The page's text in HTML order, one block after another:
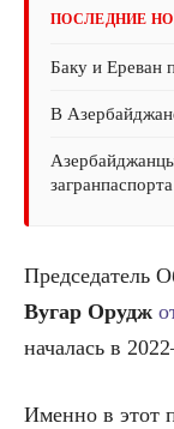
ПОСЛЕДНИЕ
Баку и Ереван
В
загранпаспорта
Председатель
Вугар Орудж
началась в
Именно в этот